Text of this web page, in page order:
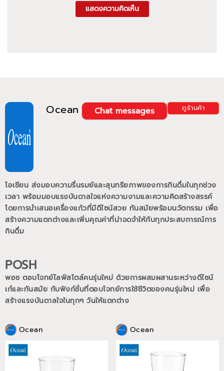
Ocean ดูร้านค้า
Chat messages
โอเชียน ส่งมอบความรื่นรมย์และสุนทรียภาพของการกินดื่มในทุกช่วง
เวลา พร้อมมอบแรงบันดาลใจแห่งความงามและความคิดสร้างสรรค์
โดยการนำเสนอเครื่องแก้วที่มีดีไซน์สวย ทันสมัยพร้อมนวัตกรรม เพื่อ
สร้างความแตกต่างและเพิ่มคุณค่าที่น่าจดจำให้กับทุกประสบการณ์การ
กินดื่ม
POSH
พอช ตอบโจทย์ไลฟ์สไตล์คนรุ่นใหม่ ด้วยการผสมผสานระหว่างดีไซน์
เก๋และทันสมัย กับฟังก์ชั่นที่ตอบโจทย์การใช้ชีวิตของคนรุ่นใหม่ เพื่อ
สร้างแรงบันดาลใจในทุกๆ วันให้แตกต่าง
Ocean Ocean
แสดงความคิดเห็น